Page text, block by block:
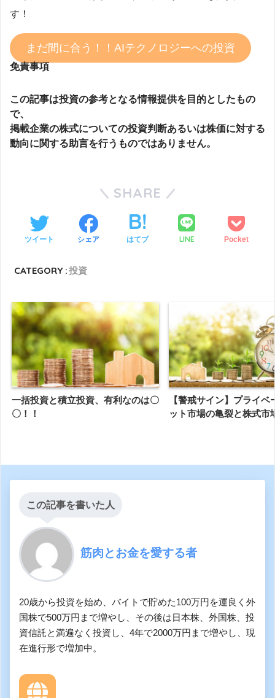
す！
まだ間に合う！！AIテクノロジーへの投資
免責事項
この記事は投資の参考となる情報提供を目的としたもの
で、
掲載企業の株式についての投資判断あるいは株価に対する
動向に関する助言を行うものではありません。
SHARE
ツイート シェア はてブ LINE Pocket
CATEGORY :投資
一括投資と積立投資、有利なのは〇
〇！！
【警戒サイン】プライベ
ット市場の亀裂と株式市
この記事を書いた人
筋肉とお金を愛する者
20歳から投資を始め、バイトで貯めた100万円を運良く外
国株で500万円まで増やし、その後は日本株、外国株、投
資信託と満遍なく投資し、4年で2000万円まで増やし、現
在進行形で増加中。